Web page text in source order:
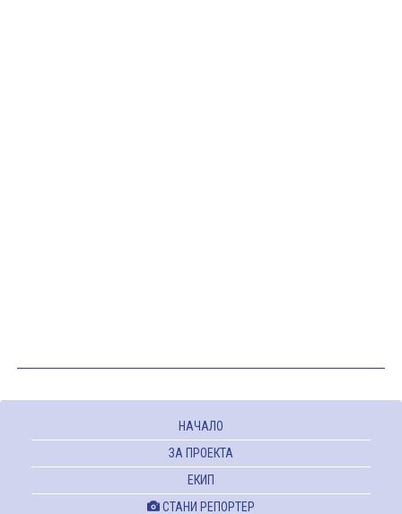
НАЧАЛО
ЗА ПРОЕКТА
ЕКИП
СТАНИ РЕПОРТЕР